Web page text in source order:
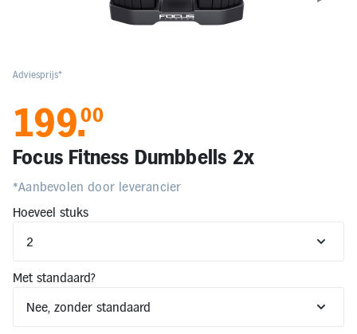
Kids en Baby
Persoonlijke verzorging
Onderweg en Reizen
Sport, Spel en Bewegen
Mijn
account
Mijn
bestellingen
Focus Fitness Dumbbells 2x
*Aanbevolen door leverancier
Hoeveel stuks
Met standaard?
199.00
Adviesprijs*